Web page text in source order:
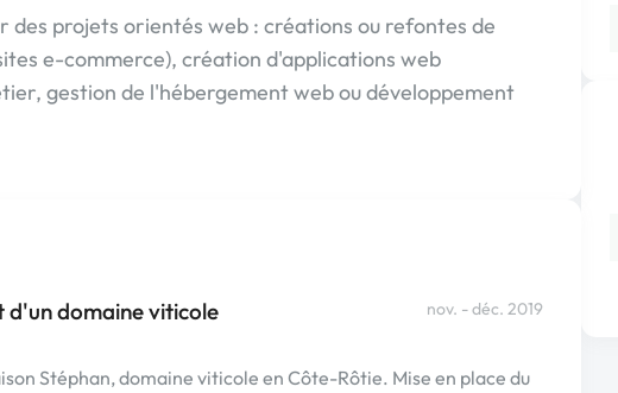
projets orientés web : créations ou refontes de
e-commerce), création d'applications web
gestion de l'hébergement web ou développement
d'un domaine viticole nov. - déc. 2019
Stéphan, domaine viticole en Côte-Rôtie. Mise en place du